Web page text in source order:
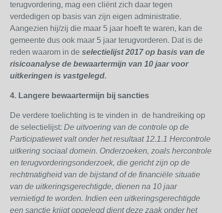
terugvordering, mag een cliënt zich daar tegen
verdedigen op basis van zijn eigen administratie.
Aangezien hij/zij die maar 5 jaar hoeft te waren, kan de
gemeente dus ook maar 5 jaar terugvorderen. Dat is de
reden waarom in de selectielijst 2017 op basis van de
risicoanalyse de bewaartermijn van 10 jaar voor
uitkeringen is vastgelegd.
4. Langere bewaartermijn bij sancties
De verdere toelichting is te vinden in de handreiking op
de selectielijst: De uitvoering van de controle op de
Participatiewet valt onder het resultaat 12.1.1 Hercontrole
uitkering sociaal domein. Onderzoeken, zoals hercontrole
en terugvorderingsonderzoek, die gericht zijn op de
rechtmatigheid van de bijstand of de financiële situatie
van de uitkeringsgerechtigde, dienen na 10 jaar
vernietigd te worden. Indien een uitkeringsgerechtigde
een sanctie krijgt opgelegd dient deze zaak onder het